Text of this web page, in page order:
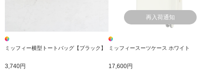
ミッフィー横型トートバッグ【ブラック】
3,740円
再入荷通知
ミッフィースーツケース ホワイト
17,600円